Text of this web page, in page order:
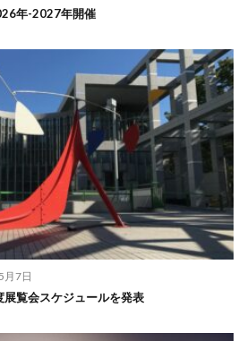
年-2027年開催
月7日
覧会スケジュールを発表